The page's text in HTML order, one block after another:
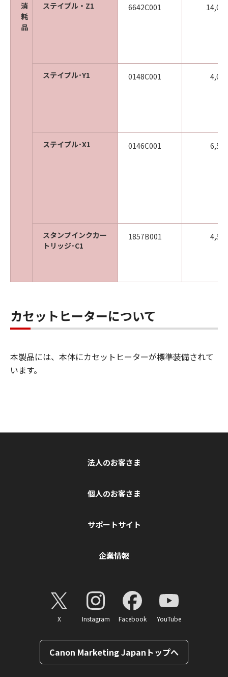
消
耗
品
ステイプル・Z1 6642C001
ステイプル･Y1 0148C001
ステイプル･X1 0146C001
スタンプインクカー
トリッジ･C1
1857B001
カセットヒーターについて
本製品には、本体にカセットヒーターが標準装備されて
います。
法人のお客さま
個人のお客さま
サポートサイト
企業情報
X Instagram Facebook YouTube
Canon Marketing Japanトップへ